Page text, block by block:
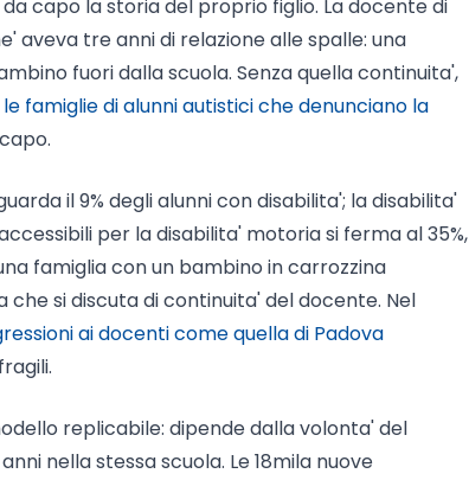
capo la storia del proprio figlio. La docente di
aveva tre anni di relazione alle spalle: una
fuori dalla scuola. Senza quella continuita',
le famiglie di alunni autistici che denunciano la
il 9% degli alunni con disabilita'; la disabilita'
per la disabilita' motoria si ferma al 35%,
famiglia con un bambino in carrozzina
si discuta di continuita' del docente. Nel
ai docenti come quella di Padova
replicabile: dipende dalla volonta' del
nella stessa scuola. Le 18mila nuove